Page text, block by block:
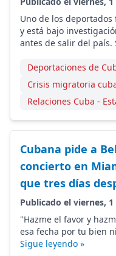
Uno de los
y está bajo
antes de salir del país.
Deportaciones de
Crisis migratoria
Relaciones Cuba -
Cubana pide a
concierto en
que tres días
Publicado el viernes,
"Hazme el favor y
esa fecha por tu bien
Sigue leyendo »